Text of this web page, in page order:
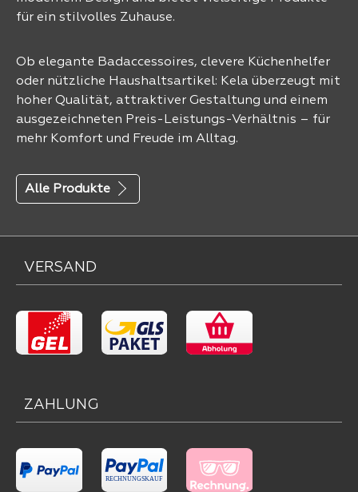
für ein stilvolles Zuhause.
Ob elegante Badaccessoires, clevere Küchenhelfer
oder nützliche Haushaltsartikel: Kela überzeugt mit
hoher Qualität, attraktiver Gestaltung und einem
ausgezeichneten Preis-Leistungs-Verhältnis – für
mehr Komfort und Freude im Alltag.
Alle Produkte
VERSAND
ZAHLUNG